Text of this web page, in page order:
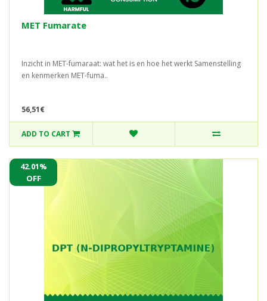
MET Fumarate
Inzicht in MET-fumaraat: wat het is en hoe het werkt Samenstelling
en kenmerken MET-fuma..
56,51€
ADD TO CART
42.01%
OFF